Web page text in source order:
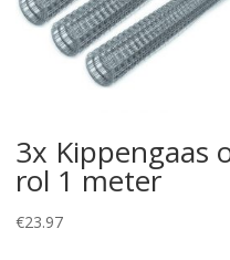
3x Kippengaas
rol 1 meter
€23.97